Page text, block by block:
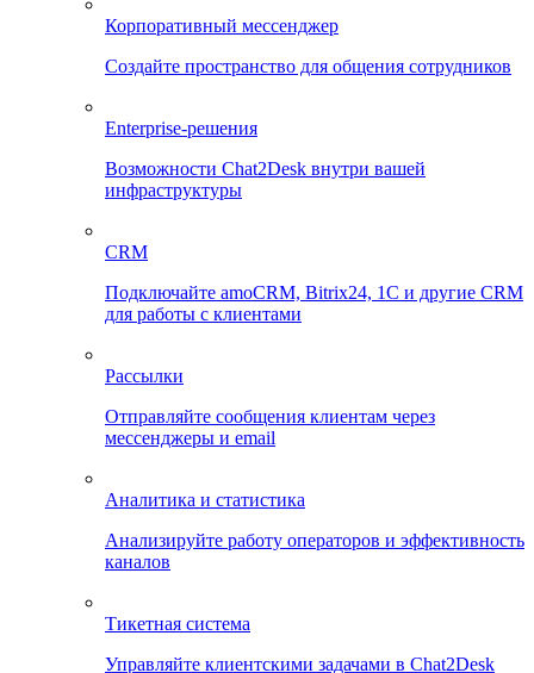
Корпоративный мессенджер
Создайте пространство для общения сотрудников
Enterprise-решения
Возможности Chat2Desk внутри вашей
инфраструктуры
CRM
Подключайте amoCRM, Bitrix24, 1C и другие CRM
для работы с клиентами
Рассылки
Отправляйте сообщения клиентам через
мессенджеры и email
Аналитика и статистика
Анализируйте работу операторов и эффективность
каналов
Тикетная система
Управляйте клиентскими задачами в Chat2Desk